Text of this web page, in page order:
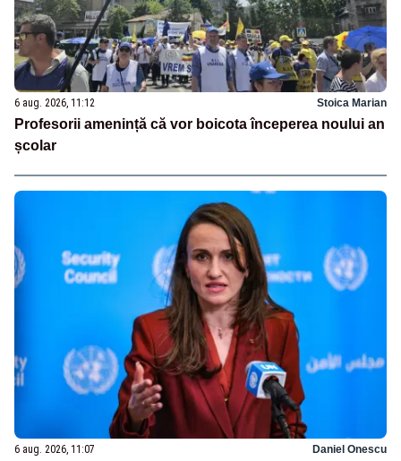
6 aug. 2026, 11:12 Stoica Marian
Profesorii amenință că vor boicota începerea noului an
școlar
6 aug. 2026, 11:07 Daniel Onescu